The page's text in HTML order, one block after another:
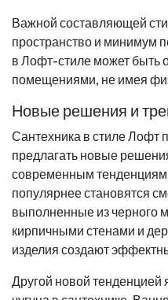
Важной составляющей
пространство и минимум
в Лофт-стиле может быть
помещениями, не имея
Новые решения и
Сантехника в стиле Лофт
предлагать новые
современным
популярнее становятся
выполненные из черного
кирпичными стенами и
изделия создают
Другой новой тенденцией